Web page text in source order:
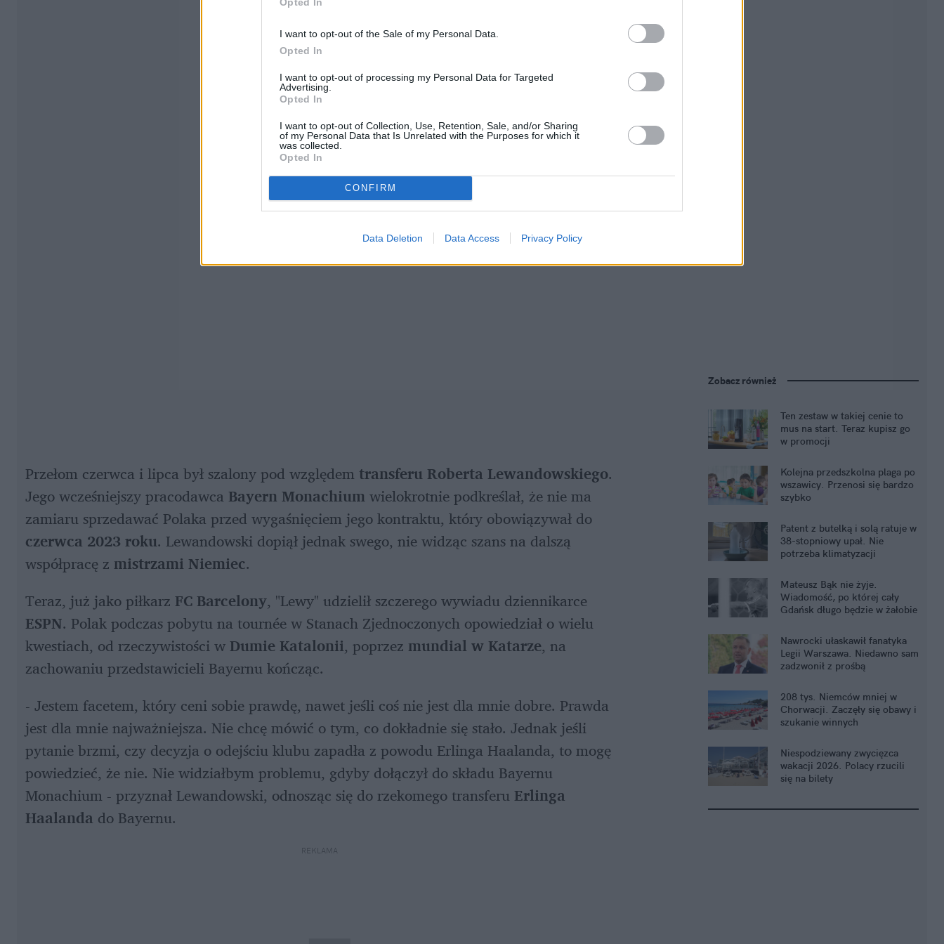
I want to opt-out of the Sale of my Personal Data.
Opted In
I want to opt-out of processing my Personal Data for Targeted
Advertising.
Opted In
I want to opt-out of Collection, Use, Retention, Sale, and/or Sharing
of my Personal Data that Is Unrelated with the Purposes for which it
was collected.
Opted In
CONFIRM
Data Deletion Data Access Privacy Policy
Przełom czerwca i lipca był szalony pod względem transferu Roberta Lewandowskiego.
Jego wcześniejszy pracodawca Bayern Monachium wielokrotnie podkreślał, że nie ma
czerwca 2023 roku. Lewandowski dopiął jednak swego, nie widząc szans na dalszą
współpracę z mistrzami Niemiec.
Teraz, już jako piłkarz FC Barcelony
ESPN. Polak podczas pobytu na tournée w Stanach Zjednoczonych opowiedział o wielu
kwestiach, od rzeczywistości w Dumie Katalonii, poprzez mundial w Katarze, na
zachowaniu przedstawicieli Bayernu kończąc.
- Jestem facetem, który ceni sobie prawdę, nawet jeśli coś nie jest dla mnie dobre. Prawda
jest dla mnie najważniejsza. Nie chcę mówić o tym, co dokładnie się stało. Jednak jeśli
pytanie brzmi, czy decyzja o odejściu klubu zapadła z powodu Erlinga Haalanda, to mogę
powiedzieć, że nie. Nie widziałbym problemu, gdyby dołączył do składu Bayernu
Monachium - przyznał Lewandowski, odnosząc się do rzekomego transferu Erlinga
Haalanda do Bayernu.
REKLAMA
Zobacz również
Ten zestaw w takiej cenie to
mus na start. Teraz kupisz go
w promocji
Kolejna przedszkolna plaga po
wszawicy. Przenosi się bardzo
szybko
Patent z butelką i solą ratuje w
38-stopniowy upał. Nie
potrzeba klimatyzacji
Mateusz Bąk nie żyje.
Wiadomość, po której cały
Gdańsk długo będzie w żałobie
Nawrocki ułaskawił fanatyka
Legii Warszawa. Niedawno sam
zadzwonił z prośbą
208 tys. Niemców mniej w
Chorwacji. Zaczęły się obawy i
szukanie winnych
Niespodziewany zwycięzca
wakacji 2026. Polacy rzucili
się na bilety